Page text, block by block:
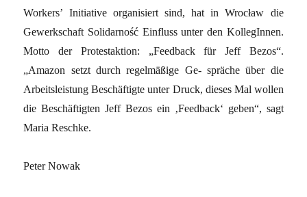
Workers’ Initiative organisiert sind, hat in Wrocław die
Gewerkschaft Solidarność Einfluss unter den KollegInnen.
Motto der Protestaktion: „Feedback für Jeff Bezos“.
„Amazon setzt durch regelmäßige Ge- spräche über die
Arbeitsleistung Beschäftigte unter Druck, dieses Mal wollen
die Beschäftigten Jeff Bezos ein ‚Feedback‘ geben“, sagt
Maria Reschke.
Peter Nowak